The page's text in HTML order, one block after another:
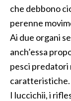
che debbono
perenne
Ai due organi
anch’essa
pesci predatori
caratteristiche.
I luccichii, i